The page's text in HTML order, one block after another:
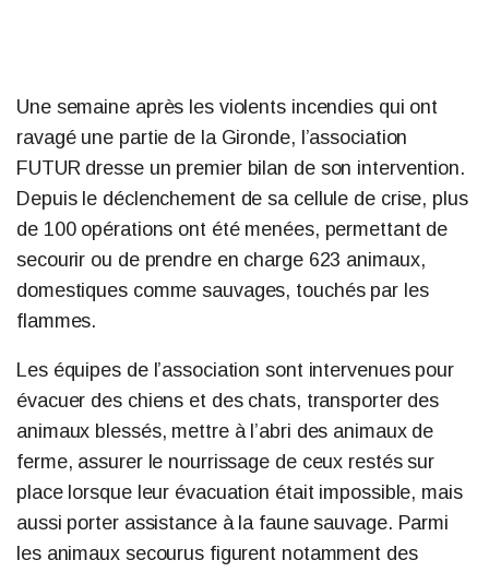
Une semaine après les violents incendies qui ont
ravagé une partie de la Gironde, l’association
FUTUR dresse un premier bilan de son intervention.
Depuis le déclenchement de sa cellule de crise, plus
de 100 opérations ont été menées, permettant de
secourir ou de prendre en charge 623 animaux,
domestiques comme sauvages, touchés par les
flammes.
Les équipes de l’association sont intervenues pour
évacuer des chiens et des chats, transporter des
animaux blessés, mettre à l’abri des animaux de
ferme, assurer le nourrissage de ceux restés sur
place lorsque leur évacuation était impossible, mais
aussi porter assistance à la faune sauvage. Parmi
les animaux secourus figurent notamment des